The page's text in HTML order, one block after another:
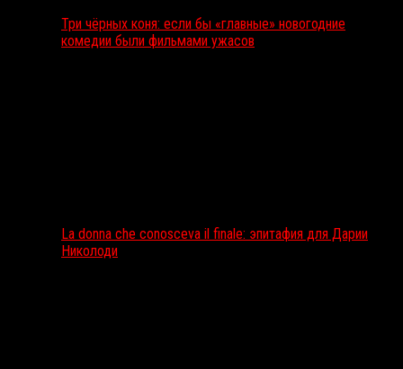
Три чёрных коня: если бы «главные» новогодние
комедии были фильмами ужасов
La donna che conosceva il finale: эпитафия для Дарии
Николоди